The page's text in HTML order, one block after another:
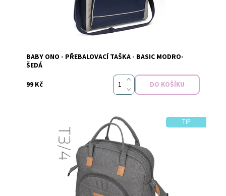
Značka: Baby Ono
BABY ONO - PŘEBALOVACÍ TAŠKA - BASIC MODRO-
ŠEDÁ
99 Kč
TIP
Skladem